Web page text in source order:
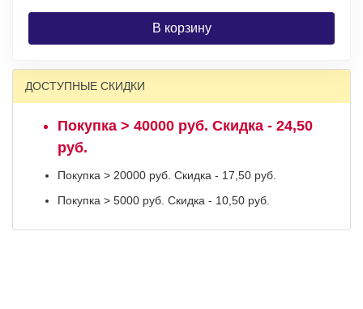
В корзину
ДОСТУПНЫЕ СКИДКИ
Покупка > 40000 руб. Скидка - 24,50
руб.
Покупка > 20000 руб. Скидка - 17,50 руб.
Покупка > 5000 руб. Скидка - 10,50 руб.